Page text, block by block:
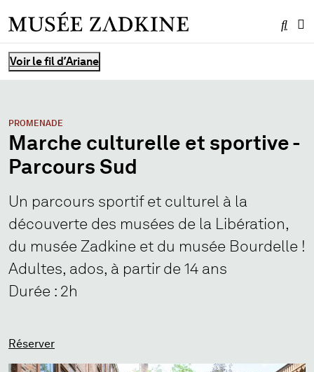
Vous êtes ici :
Voir le fil d’Ariane
PROMENADE
Marche culturelle et sportive -
Parcours Sud
Un parcours sportif et culturel à la
découverte des musées de la Libération,
du musée Zadkine et du musée Bourdelle !
Adultes, ados, à partir de 14 ans
Durée : 2h
Réserver